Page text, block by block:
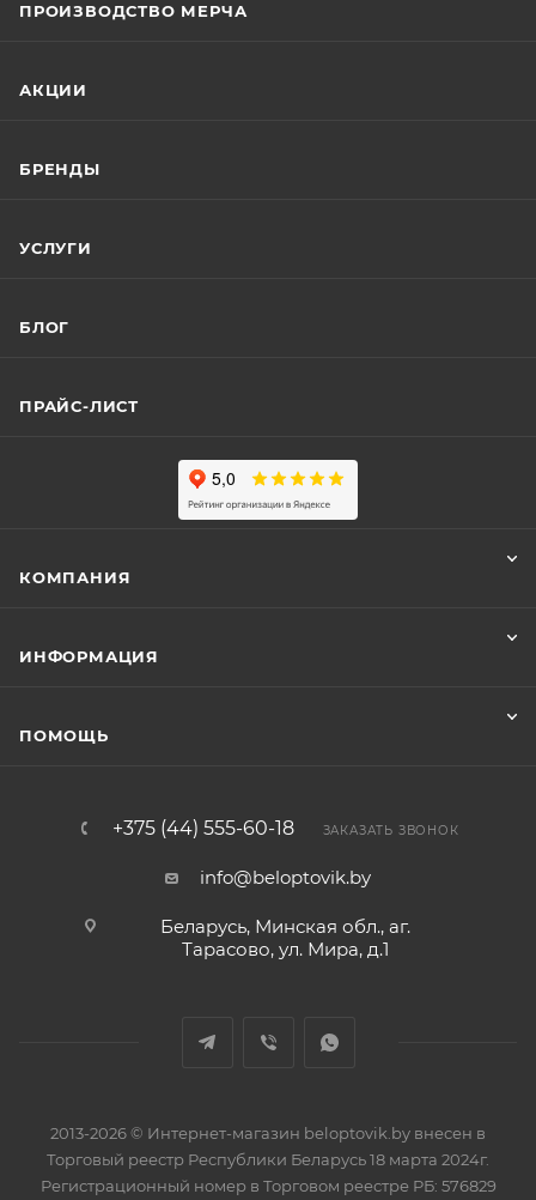
ПРОИЗВОДСТВО МЕРЧА
АКЦИИ
БРЕНДЫ
УСЛУГИ
БЛОГ
ПРАЙС-ЛИСТ
КОМПАНИЯ
ИНФОРМАЦИЯ
ПОМОЩЬ
+375 (44) 555-60-18 ЗАКАЗАТЬ ЗВОНОК
info@beloptovik.by
Беларусь, Минская обл., аг.
Тарасово, ул. Мира, д.1
2013-2026 © Интернет-магазин beloptovik.by внесен в
Торговый реестр Республики Беларусь 18 марта 2024г.
Регистрационный номер в Торговом реестре РБ: 576829